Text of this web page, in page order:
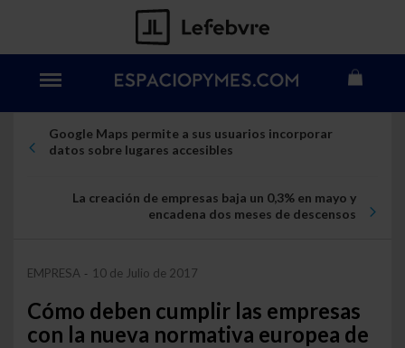
Google Maps permite a sus usuarios incorporar
datos sobre lugares accesibles
La creación de empresas baja un 0,3% en mayo y
encadena dos meses de descensos
EMPRESA - 10 de Julio de 2017
Cómo deben cumplir las empresas
con la nueva normativa europea de